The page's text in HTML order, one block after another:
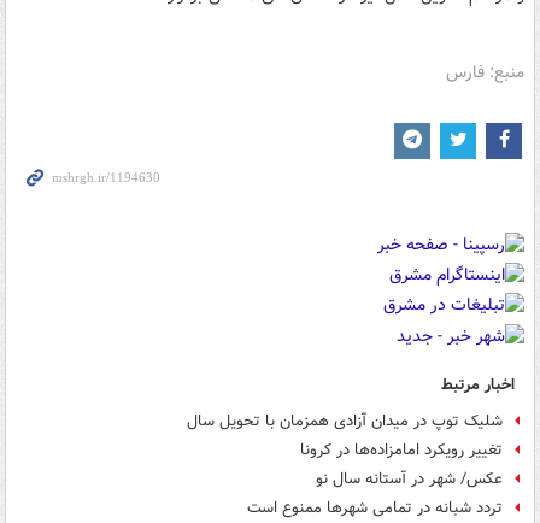
منبع: فارس
اخبار مرتبط
شلیک توپ در میدان آزادی همزمان با تحویل سال
تغییر رویکرد امامزاده‌‎ها در کرونا
عکس/ شهر در آستانه سال نو
تردد شبانه در تمامی شهرها ممنوع است